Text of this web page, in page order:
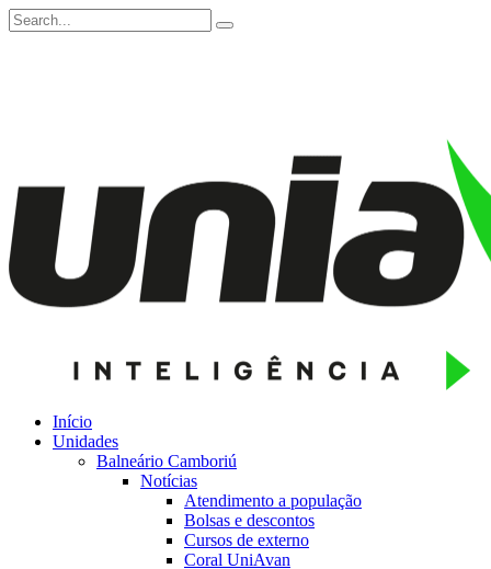
Início
Unidades
Balneário Camboriú
Notícias
Atendimento a população
Bolsas e descontos
Cursos de externo
Coral UniAvan